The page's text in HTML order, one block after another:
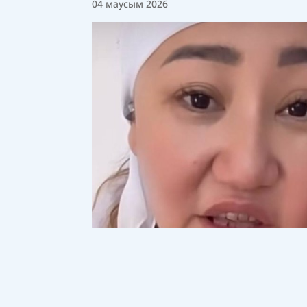
04 маусым 2026